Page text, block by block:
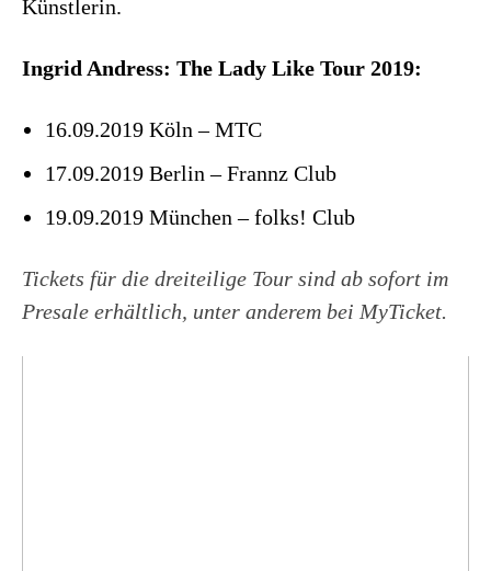
Künstlerin.
Ingrid Andress: The Lady Like Tour 2019:
16.09.2019 Köln – MTC
17.09.2019 Berlin – Frannz Club
19.09.2019 München – folks! Club
Tickets für die dreiteilige Tour sind ab sofort im
Presale erhältlich, unter anderem bei MyTicket.